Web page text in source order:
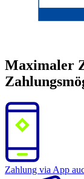
Maximaler
Zahlung via App